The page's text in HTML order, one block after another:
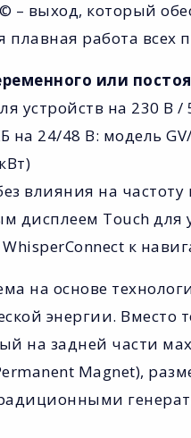
– выход, который
плавная работа всех
или
устройств на 230 В
на 24/48 В: модель
влияния на
дисплеем Touch
к
на основе
энергии.
на задней части
Magnet),